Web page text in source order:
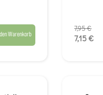
den Warenkorb
7,95 €
7,15 €